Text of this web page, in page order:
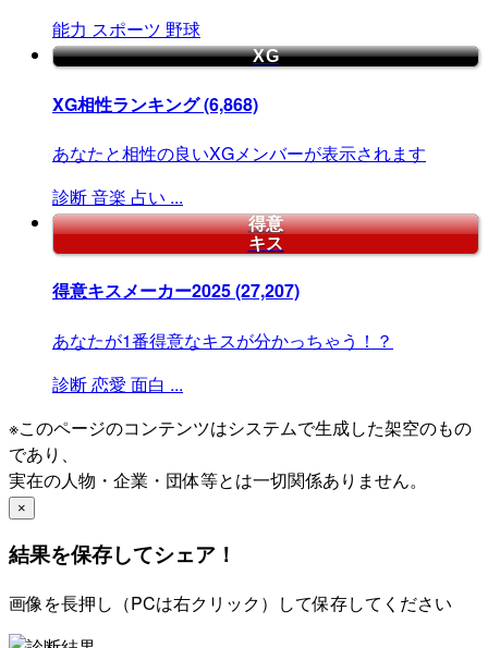
能力 スポーツ 野球
XG
XG相性ランキング(6,868)
あなたと相性の良いXGメンバーが表示されます
診断音楽 占い ...
得意
キス
得意キスメーカー2025(27,207)
あなたが1番得意なキスが分かっちゃう！？
診断恋愛 面白 ...
※このページのコンテンツはシステムで生成した架空のもの
であり、
実在の人物・企業・団体等とは一切関係ありません。
×
結果を保存してシェア！
画像を長押し（PCは右クリック）して保存してください